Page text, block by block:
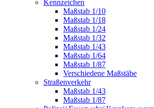
Kennzeichen
Maßstab 1/10
Maßstab 1/18
Maßstab 1/24
Maßstab 1/32
Maßstab 1/43
Maßstab 1/64
Maßstab 1/87
Verschiedene Maßstäbe
Straßenverkehr
Maßstab 1/43
Maßstab 1/87